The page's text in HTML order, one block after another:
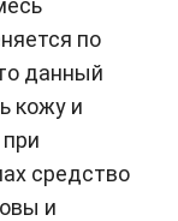
по
данный
кожу и
средство
и